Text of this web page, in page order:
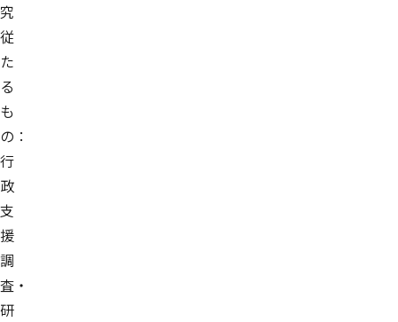
究
従
た
る
も
の：
行
政
支
援
調
査・
研